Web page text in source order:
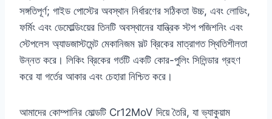
সঙ্গতিপূর্ণ; গাইড পোস্টের অবস্থান নির্ধারণের সঠিকতা উচ্চ, এবং লোডিং,
ফর্মিং এবং ডেমোল্ডিংয়ের তিনটি অবস্থানের যান্ত্রিক স্টপ পজিশনিং এবং
স্টেপলেস অ্যাডজাস্টমেন্ট মেকানিজম সল্ট ব্রিকের মাত্রাগত স্থিতিশীলতা
উন্নত করে। লিকিং ব্রিকের গর্তটি একটি কোর-পুলিং সিলিন্ডার গ্রহণ
করে যা গর্তের আকার এবং চেহারা নিশ্চিত করে।
আমাদের কোম্পানির মোল্ডটি Cr12MoV দিয়ে তৈরি, যা ভ্যাকুয়াম